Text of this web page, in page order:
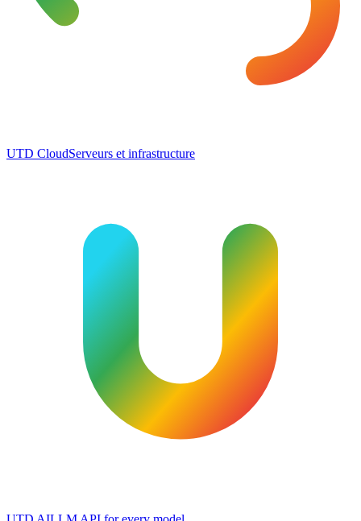
UTD CloudServeurs et infrastructure